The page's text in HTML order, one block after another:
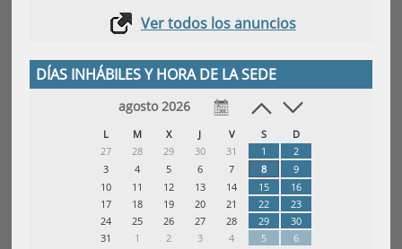
Ver todos los anuncios
DÍAS INHÁBILES Y HORA DE LA SEDE
agosto 2026
L M X J V S
D
27
28 29 30 31 1
2
3
4 5 6 7 8
9
10
11 12 13 14 15
16
17
18 19 20 21 22
23
24
25 26 27 28 29
30
31
1 2 3 4 5 6